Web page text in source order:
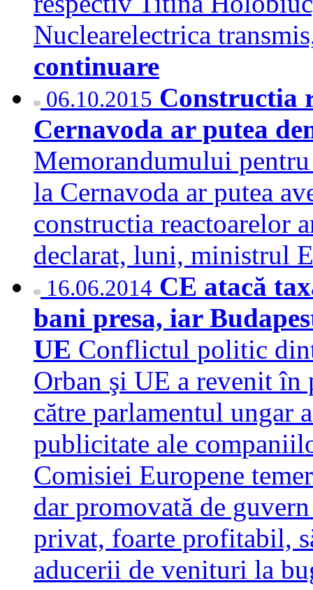
Nuclearelectrica
continuare
06.10.2015 Constructia
Cernavoda ar putea
Memorandumului
la Cernavoda ar putea
constructia reactoarelor
declarat, luni, ministrul
16.06.2014 CE atacă
bani presa, iar
UE Conflictul politic
Orban şi UE a revenit în
către parlamentul ungar
publicitate ale
Comisiei Europene
dar promovată de
privat, foarte profitabil,
aducerii de venituri la